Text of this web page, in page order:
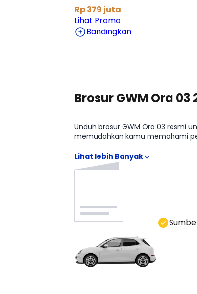
Rp 379 juta
Lihat Promo
Bandingkan
Brosur GWM Ora 03
Unduh brosur GWM Ora 03 resmi
memudahkan kamu memahami